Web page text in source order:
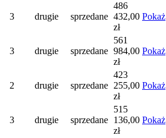
3 drugie sprzedane
486
432,00
zł
Pokaż
3 drugie sprzedane
561
984,00
zł
Pokaż
2 drugie sprzedane
423
255,00
zł
Pokaż
3 drugie sprzedane
515
136,00
zł
Pokaż